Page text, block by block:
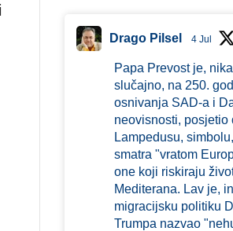
Drago Pilsel 4 Jul
Papa Prevost je,
slučajno, na 250.
osnivanja SAD-a i
neovisnosti, posjetio
Lampedusu,
smatra "vratom
one koji riskiraju
Mediterana. Lav je,
migracijsku politiku
Trumpa nazvao